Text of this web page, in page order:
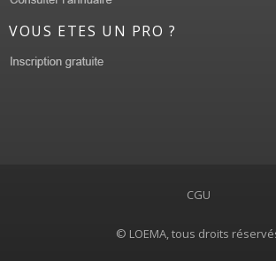
VOUS ETES UN PRO ?
CGU
© LOEMA, tous droits